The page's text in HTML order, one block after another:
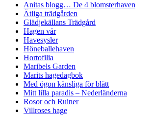
Anitas blogg… De 4 blomsterhaven
Ätliga trädgården
Glädjekällans Trädgård
Hagen vår
Havesysler
Höneballehaven
Hortofilia
Maribels Garden
Marits hagedagbok
Med ögon känsliga för blått
Mitt lilla paradis – Nederländerna
Rosor och Ruiner
Villroses hage